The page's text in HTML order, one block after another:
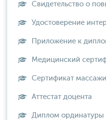
Свидетельство о
Удостоверение
Приложение к
Медицинский
Сертификат
Аттестат доцента
Диплом ординатуры